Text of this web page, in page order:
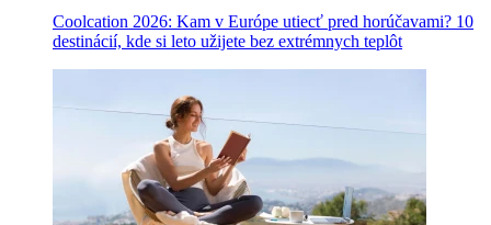
Coolcation 2026: Kam v Európe utiecť pred horúčavami? 10
destinácií, kde si leto užijete bez extrémnych teplôt